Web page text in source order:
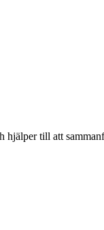
till att